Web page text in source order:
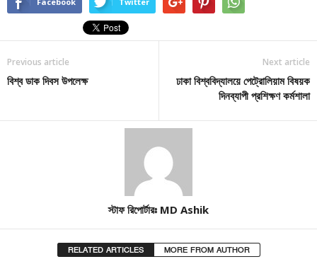
Previous article
বিশ্ব ডাক দিবস উপলেক্ষ
Next article
ঢাকা বিশ্ববিদ্যালয়ে পেট্রোলিয়াম বিষয়ক
দিনব্যাপী প্রশিক্ষণ কর্মশালা
স্টাফ রিপোর্টারঃ MD Ashik
RELATED ARTICLES MORE FROM AUTHOR